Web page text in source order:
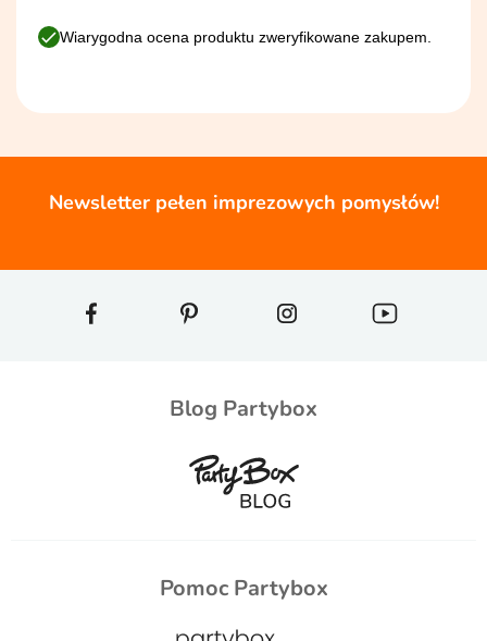
Wiarygodna ocena produktu zweryfikowane zakupem.
Newsletter pełen imprezowych pomysłów!
Blog Partybox
Pomoc Partybox